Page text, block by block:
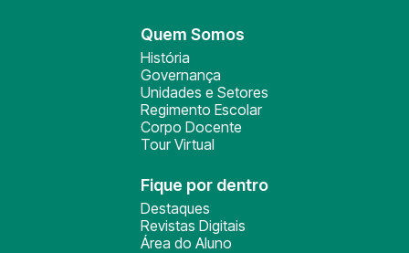
Quem Somos
História
Governança
Unidades e Setores
Regimento Escolar
Corpo Docente
Tour Virtual
Fique por dentro
Destaques
Revistas Digitais
Área do Aluno